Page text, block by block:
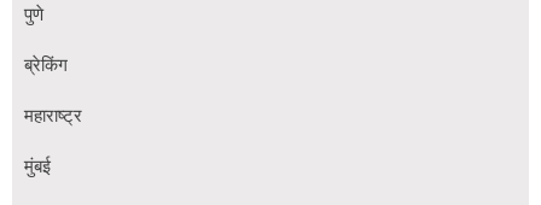
पुणे
ब्रेकिंग
महाराष्ट्र
मुंबई